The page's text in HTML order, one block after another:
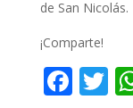
de San Nicolás.
¡Comparte!
F T